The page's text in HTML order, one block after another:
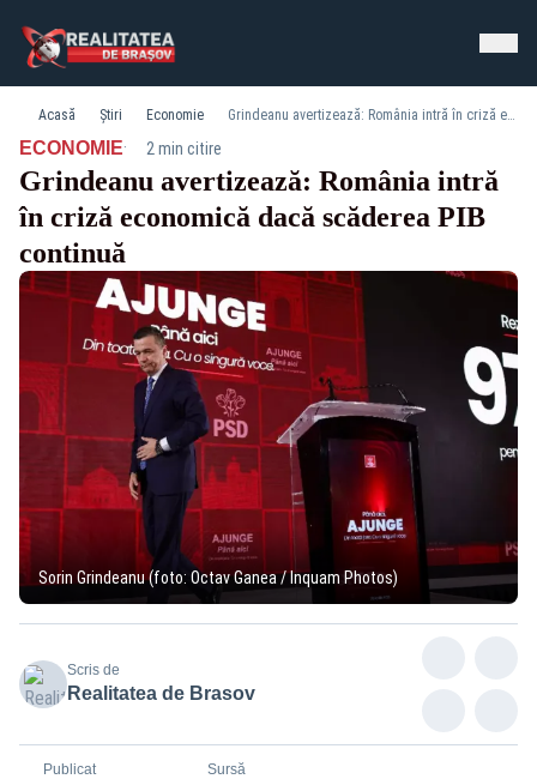
Acasă Știri Economie Grindeanu avertizează: România intră în criză economică dacă scăderea PIB continuă
ECONOMIE· 2 min citire
Grindeanu avertizează: România intră
în criză economică dacă scăderea PIB
continuă
Sorin Grindeanu (foto: Octav Ganea / Inquam Photos)
Scris de
Realitatea de Brasov
Publicat Sursă